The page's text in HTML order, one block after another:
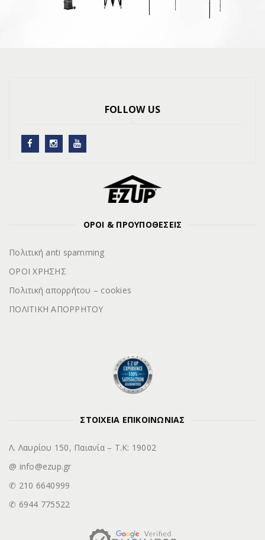
FOLLOW US
ΟΡΟΙ & ΠΡΟΥΠΟΘΕΣΕΙΣ
Πολιτική anti spamming
ΟΡΟΙ ΧΡΗΣΗΣ
Πολιτική απορρήτου – cookies
ΠΟΛΙΤΙΚΗ ΑΠΟΡΡΗΤΟΥ
ΣΤΟΙΧΕΙΑ ΕΠΙΚΟΙΝΩΝΙΑΣ
Λ. Λαυρίου 150, Παιανία – Τ.Κ: 19002
@ info@ezup.gr
✆ 210 6640999
✆ 6944 775522